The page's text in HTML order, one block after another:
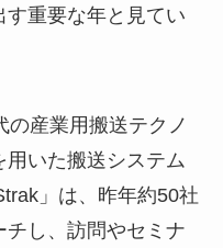
重要な年と見てい
の産業用搬送テクノ
用いた搬送システム
」は、昨年約50社
し、訪問やセミナ